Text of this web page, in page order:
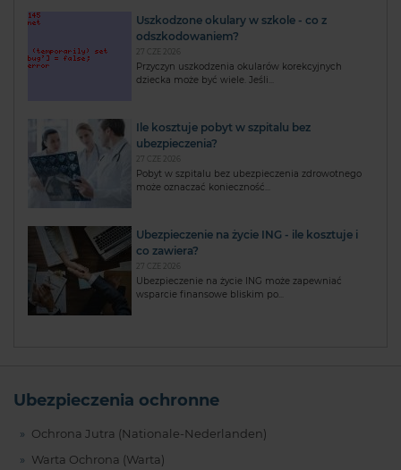
Uszkodzone okulary w szkole - co z
odszkodowaniem?
27 CZE 2026
Przyczyn uszkodzenia okularów korekcyjnych
dziecka może być wiele. Jeśli...
Ile kosztuje pobyt w szpitalu bez
ubezpieczenia?
27 CZE 2026
Pobyt w szpitalu bez ubezpieczenia zdrowotnego
może oznaczać konieczność...
Ubezpieczenie na życie ING - ile kosztuje i
co zawiera?
27 CZE 2026
Ubezpieczenie na życie ING może zapewniać
wsparcie finansowe bliskim po...
Ubezpieczenia ochronne
Ochrona Jutra (Nationale-Nederlanden)
Warta Ochrona (Warta)